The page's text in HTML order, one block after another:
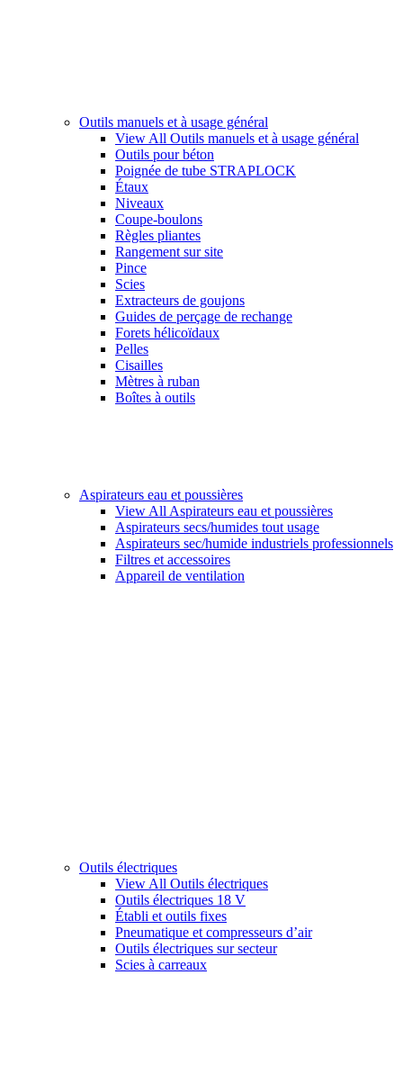
Outils manuels et à usage général
View All Outils manuels et à usage général
Outils pour béton
Poignée de tube STRAPLOCK
Étaux
Niveaux
Coupe-boulons
Règles pliantes
Rangement sur site
Pince
Scies
Extracteurs de goujons
Guides de perçage de rechange
Forets hélicoïdaux
Pelles
Cisailles
Mètres à ruban
Boîtes à outils
Aspirateurs eau et poussières
View All Aspirateurs eau et poussières
Aspirateurs secs/humides tout usage
Aspirateurs sec/humide industriels professionnels
Filtres et accessoires
Appareil de ventilation
Outils électriques
View All Outils électriques
Outils électriques 18 V
Établi et outils fixes
Pneumatique et compresseurs d’air
Outils électriques sur secteur
Scies à carreaux